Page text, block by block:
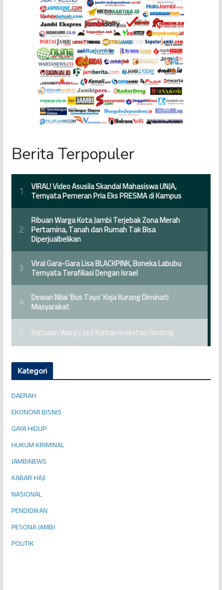
Berita Terpopuler
Kategori
DAERAH
EKONOMI BISNIS
GAYA HIDUP
HUKUM KRIMINAL
JAMBINEWS
KABAR HAJI
NASIONAL
PENDIDIKAN
PESONA JAMBI
POLITIK